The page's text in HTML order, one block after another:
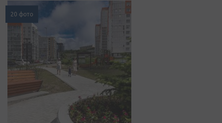
20 фото